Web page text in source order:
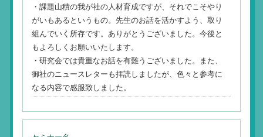
・課題山積の我が社の人材育成ですが、それでこそやり
がいもあるというもの。先生のお話を活かすよう、取り
組んでいく所存です。ありがとうございました。今後と
もよろしくお願いいたします。
・研究会では貴重なお話を有難うございました。また、
御社のニュースレターも拝読しましたが、色々と参考に
なる内容で感服致しました。